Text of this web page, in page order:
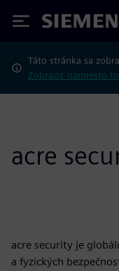
Siemens
Táto stránka sa
Zobraziť namiesto
acre
acre security je
a fyzických